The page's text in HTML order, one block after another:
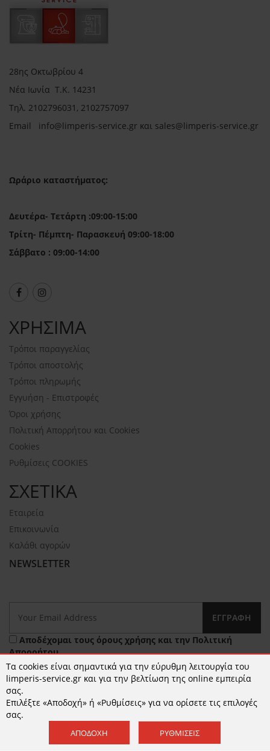
28ης Οκτωβρίου 4
Νέα Ιωνία Τ.Κ. 14231
Τηλ. 2102796031, 2102757097
Email info@limperis-service.gr και sales@limperis-service.gr
Ωράριο καταστήματος:
Δευτέρα- Τετάρτη :09:00-15:00
Τρίτη- Πέμπτη- Παρασκευή 09:00-18:00
Σάββατο : 09:00-14:00
ΧΡΗΣΙΜΑ
Τρόποι παραγγελίας
Τρόποι αποστολής
Τρόποι πληρωμής
Εγγυήση - Επιστροφές
Όροι χρήσης
Πολιτική Απορρήτου και Cookies
Cookies
Ρυθμίσεις COOKIES
ΣΧΕΤΙΚΑ
Εταιρεία
Επικοινωνία
Καλάθι αγορών
NEWSLETTER
ΕΓΓΡΑΦΉ
Αποδέχομαι τους όρους χρήσης και την Πολιτική
Απορρήτου
© 2026 limperis-service.gr | Κατασκευή ιστοσελίδων -
Τα cookies είναι σημαντικά για την εύρυθμη λειτουργία του
limperis-service.gr και για την βελτίωση της online εμπειρία
σας.
Επιλέξτε «Αποδοχή» ή «Ρυθμίσεις» για να ορίσετε τις επιλογές
σας.
ΑΠΟΔΟΧΉ ΡΥΘΜΊΣΕΙΣ